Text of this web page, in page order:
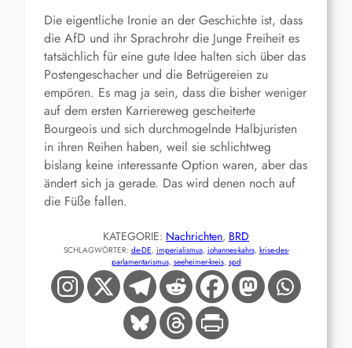
Die eigentliche Ironie an der Geschichte ist, dass
die AfD und ihr Sprachrohr die Junge Freiheit es
tatsächlich für eine gute Idee halten sich über das
Postengeschacher und die Betrügereien zu
empören. Es mag ja sein, dass die bisher weniger
auf dem ersten Karriereweg gescheiterte
Bourgeois und sich durchmogelnde Halbjuristen
in ihren Reihen haben, weil sie schlichtweg
bislang keine interessante Option waren, aber das
ändert sich ja gerade. Das wird denen noch auf
die Füße fallen.
KATEGORIE: Nachrichten, BRD
SCHLAGWÖRTER: de-DE, imperialismus, johannes-kahrs, krise-des-
parlamentarismus, seeheimer-kreis, spd